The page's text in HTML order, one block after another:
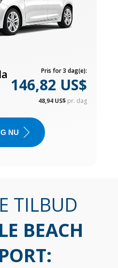
Pris for 3 dag(e):
146,82 US$
48,94 US$ pr. dag
NU
TILBUD
BEACH
: